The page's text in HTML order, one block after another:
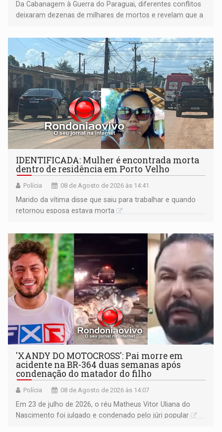
Da Cabanagem à Guerra do Paraguai, diferentes conflitos
deixaram dezenas de milhares de mortos e revelam que a
territoriais e sociais
IDENTIFICADA: Mulher é encontrada morta
dentro de residência em Porto Velho
Polícia 08 de Agosto de 2026 às 14:41
Marido da vítima disse que saiu para trabalhar e quando
retornou esposa estava morta
'XANDY DO MOTOCROSS': Pai morre em
acidente na BR-364 duas semanas após
condenação do matador do filho
Polícia 08 de Agosto de 2026 às 14:07
Em 23 de julho de 2026, o réu Matheus Vitor Uliana do
Nascimento foi julgado e condenado pelo júri popular